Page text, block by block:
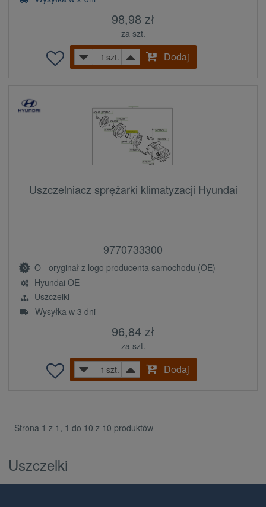
98,98 zł
za szt.
szt.
Dodaj
Uszczelniacz sprężarki klimatyzacji Hyundai
9770733300
O - oryginał z logo producenta samochodu (OE)
Hyundai OE
Uszczelki
Wysyłka w 3 dni
96,84 zł
za szt.
szt.
Dodaj
Strona 1 z 1, 1 do 10 z 10 produktów
Uszczelki